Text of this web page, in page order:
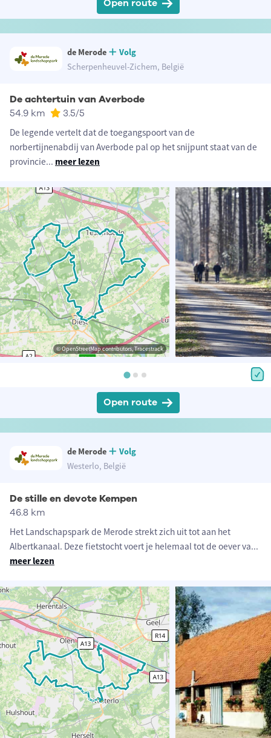
Open route
de Merode
Volg
Scherpenheuvel-Zichem, België
De achtertuin van Averbode
54.9 km 3.5/5
De legende vertelt dat de toegangspoort van de
norbertijnenabdij van Averbode pal op het snijpunt staat van de
provincie... meer lezen
© OpenStreetMap contributors, Tracestrack
Open route
de Merode
Volg
Westerlo, België
De stille en devote Kempen
46.8 km
Het Landschapspark de Merode strekt zich uit tot aan het
Albertkanaal. Deze fietstocht voert je helemaal tot de oever va...
meer lezen